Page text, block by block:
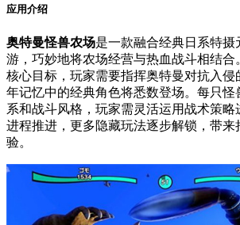
应用介绍
奥特曼怪兽农场是一款融合经典日系特
游，巧妙地将农场经营与热血战斗相结合
核心目标，玩家需要指挥奥特曼对抗入侵
年记忆中的经典角色将悉数登场。每只怪
系和战斗风格，玩家需灵活运用战术策
进程推进，更多隐藏玩法逐步解锁，带来
验。